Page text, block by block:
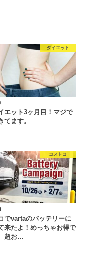
ダイエット
エット3ヶ月目！マジで
てます。
コストコ
でvartaのバッテリーに
来たよ！めっちゃお得で
超お…